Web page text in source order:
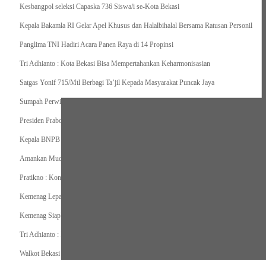
Kesbangpol seleksi Capaska 736 Siswa/i se-Kota Bekasi
Kepala Bakamla RI Gelar Apel Khusus dan Halalbihalal Bersama Ratusan Personil
Panglima TNI Hadiri Acara Panen Raya di 14 Propinsi
Tri Adhianto : Kota Bekasi Bisa Mempertahankan Keharmonisasian
Satgas Yonif 715/Mtl Berbagi Ta’jil Kepada Masyarakat Puncak Jaya
Sumpah Perwira Sebagai Janji Suci Pegangan Seumur Hidup
Presiden Prabowo Serahkan Zakat kepada BAZNAS di Istana Negara
Kepala BNPB Himbau Pemda Waspada Potensi Bencana Saat Lebaran
Amankan Mudik, Panglima TNI Kerahkan 66714 Personel Dan Alutsista
Pratikno : Kondisi Keamanan di Yahukimo Terkendali, Layanan Pendidikan dan
Kemenag Lepas Ratusan Peserta Program Mudik Gratis 1446 H/2025M
Kemenag Siapkan 6.180 Posko Masjid Ramah Mudik Lebaran 2025
Tri Adhianto : Barang Kadaluarsa Segera di Kembalikan
Walkot Bekasi Periksa Kesesuaian Takaran SPBU Saat Mudik Lebaran 2025